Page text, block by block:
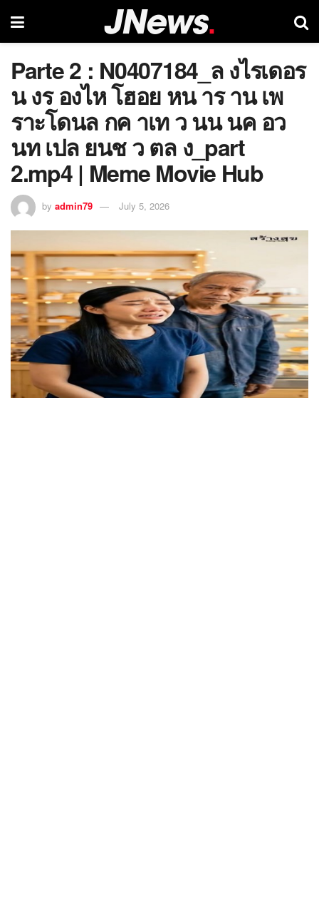
Parte 2 : N0407184_ล งไรเดอร
น งร องไห โฮอย หน าร าน เพ
ราะโดนล กค าเท ว นน นค อว
นท เปล ยนช ว ตล ง_part
2.mp4 | Meme Movie Hub
by admin79 July 5, 2026